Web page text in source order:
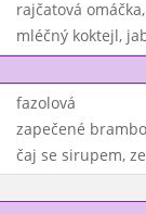
rajčatová
mléčný koktejl,
fazolová
zapečené
čaj se sirupem,